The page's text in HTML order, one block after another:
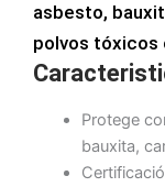
asbesto,
polvos tóxicos
Protege
bauxita,